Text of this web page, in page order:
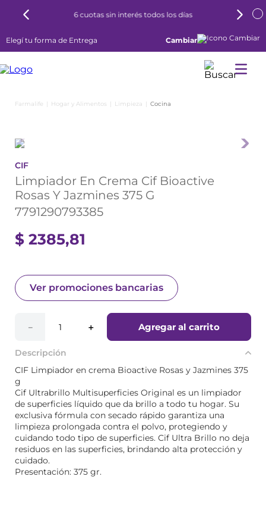
6 cuotas sin interés todos los días
Elegí tu forma de Entrega Cambiar
Hogar y Alimentos Limpieza Cocina
CIF
Limpiador En Crema Cif Bioactive
Rosas Y Jazmines 375 G
7791290793385
$ 2385,81
Ver promociones bancarias
＋
－ Agregar al carrito
Descripción
CIF Limpiador en crema Bioactive Rosas y Jazmines 375
g
Cif Ultrabrillo Multisuperficies Original es un limpiador
de superficies líquido que da brillo a todo tu hogar. Su
exclusiva fórmula con secado rápido garantiza una
limpieza prolongada contra el polvo, protegiendo y
cuidando todo tipo de superficies. Cif Ultra Brillo no deja
residuos en las superficies, brindando alta protección y
cuidado.
Presentación: 375 gr.